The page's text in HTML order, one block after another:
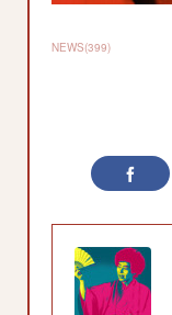
NEWS(399)